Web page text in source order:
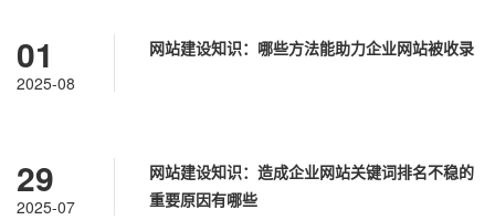
01
2025-08
网站建设知识：哪些方法能助力企业网站被收录
29
2025-07
网站建设知识：造成企业网站关键词排名不稳的
重要原因有哪些